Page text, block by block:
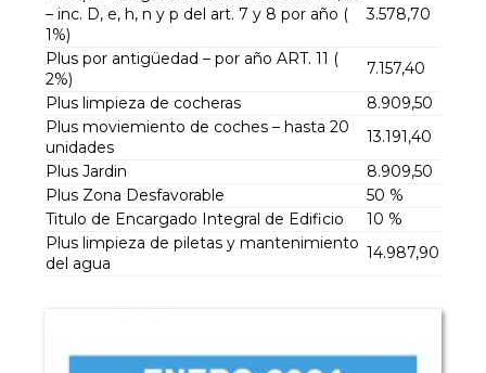
– inc. D, e, h, n y p del art. 7 y 8 por año (
1%)
3.578,70
Plus por antigüedad – por año ART. 11 (
2%)
7.157,40
Plus limpieza de cocheras
8.909,50
Plus moviemiento de coches – hasta 20
unidades
13.191,40
Plus Jardin
8.909,50
Plus Zona Desfavorable
50 %
Titulo de Encargado Integral de Edificio
10 %
Plus limpieza de piletas y mantenimiento
del agua
14.987,90